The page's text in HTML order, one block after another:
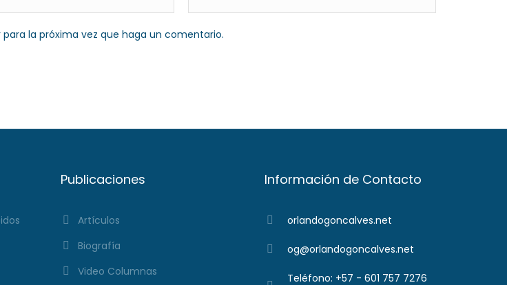
la próxima vez que haga un comentario.
Publicaciones
Artículos
Biografía
Video Columnas
Información de Contacto
orlandogoncalves.net
og@orlandogoncalves.net
Teléfono: +57 - 601 757 7276